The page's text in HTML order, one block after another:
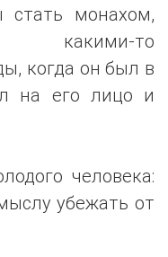
стать монахом,
какими-то
когда он был в
на его лицо и
человека:
убежать от